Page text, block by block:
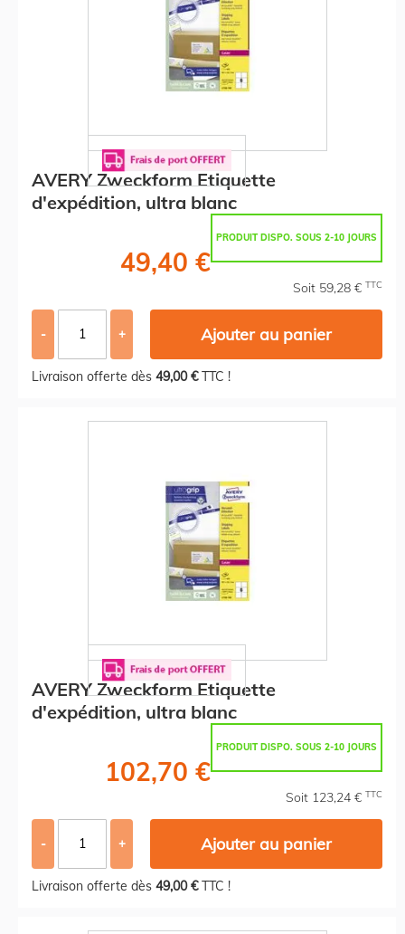
AVERY Zweckform Etiquette
d'expédition, ultra blanc
PRODUIT DISPO. SOUS 2-10 JOURS
49,40 €
Soit 59,28 € TTC
- + Ajouter au panier
Livraison offerte dès 49,00 €TTC !
AVERY Zweckform Etiquette
d'expédition, ultra blanc
PRODUIT DISPO. SOUS 2-10 JOURS
102,70 €
Soit 123,24 € TTC
- + Ajouter au panier
Livraison offerte dès 49,00 €TTC !